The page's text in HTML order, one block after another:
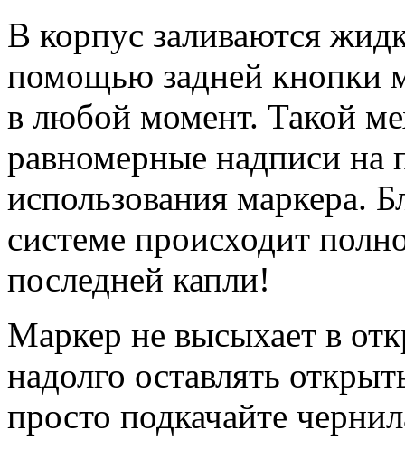
В корпус заливаются
помощью задней кнопки
в любой момент. Такой
равномерные надписи на
использования маркера.
системе происходит
последней капли!
Маркер не высыхает в
надолго оставлять
просто подкачайте